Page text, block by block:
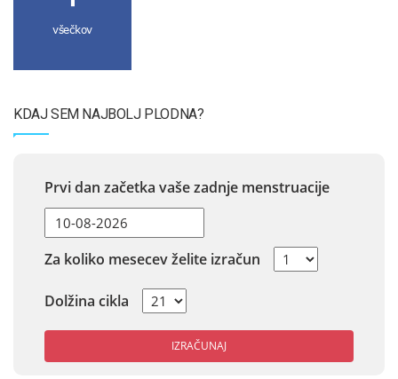
všečkov
KDAJ SEM NAJBOLJ PLODNA?
Prvi dan začetka vaše zadnje menstruacije
Za koliko mesecev želite izračun
Dolžina cikla
IZRAČUNAJ